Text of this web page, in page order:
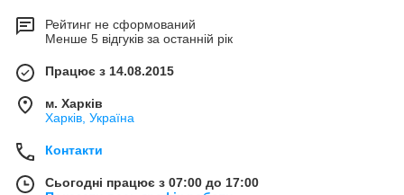
Рейтинг не сформований
Менше 5 відгуків за останній рік
Працює з 14.08.2015
м. Харків
Харків, Україна
Контакти
Сьогодні працює з 07:00 до 17:00